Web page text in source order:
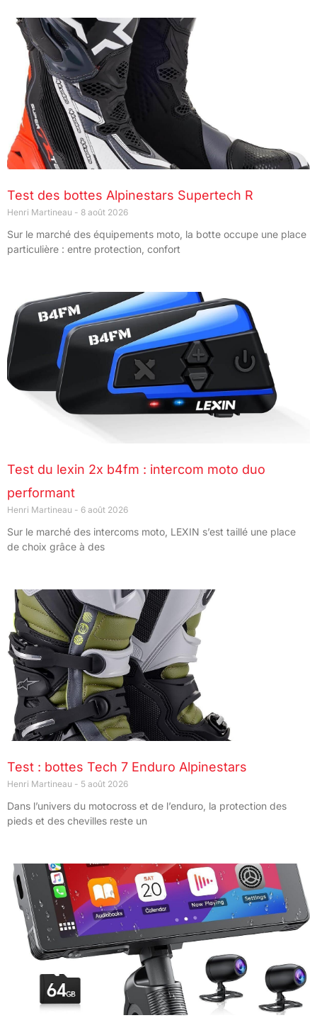
Test des bottes Alpinestars Supertech R
Henri Martineau 8 août 2026
Sur le marché des équipements moto, la botte occupe une place
particulière : entre protection, confort
Test du lexin 2x b4fm : intercom moto duo
performant
Henri Martineau 6 août 2026
Sur le marché des intercoms moto, LEXIN s’est taillé une place
de choix grâce à des
Test : bottes Tech 7 Enduro Alpinestars
Henri Martineau 5 août 2026
Dans l’univers du motocross et de l’enduro, la protection des
pieds et des chevilles reste un